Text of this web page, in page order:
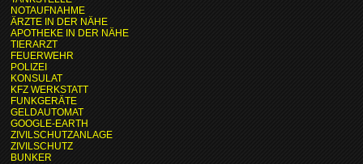
NOTAUFNAHME
ÄRZTE IN DER NÄHE
APOTHEKE IN DER NÄHE
TIERARZT
FEUERWEHR
POLIZEI
KONSULAT
KFZ WERKSTATT
FUNKGERÄTE
GELDAUTOMAT
GOOGLE-EARTH
ZIVILSCHUTZANLAGE
ZIVILSCHUTZ
BUNKER